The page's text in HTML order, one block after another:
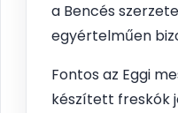
a Bencés
egyértelműen
Fontos az Eggi
készített freskók